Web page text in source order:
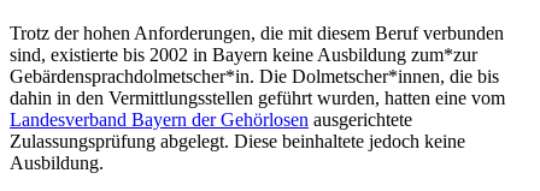
Trotz der hohen Anforderungen, die mit diesem Beruf verbunden
sind, existierte bis 2002 in Bayern keine Ausbildung zum*zur
Gebärdensprachdolmetscher*in. Die Dolmetscher*innen, die bis
dahin in den Vermittlungsstellen geführt wurden, hatten eine vom
Landesverband Bayern der Gehörlosen ausgerichtete
Zulassungsprüfung abgelegt. Diese beinhaltete jedoch keine
Ausbildung.